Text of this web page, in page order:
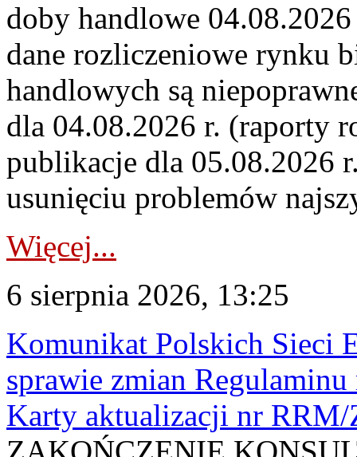
doby handlowe
dane rozliczeniowe rynku
handlowych są
dla 04.08.2026 r. (raporty
publikacje dla 05.08.2026
usunięciu problemów
Więcej...
6 sierpnia 2026, 13:25
Komunikat Polskich Sieci
sprawie zmian
Karty aktualizacji nr